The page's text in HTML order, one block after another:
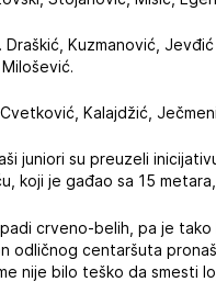
Draškić, Kuzmanović,
Kalajdžić,
juniori su preuzeli
koji je gađao sa 15
crveno-belih, pa je
odličnog centaršuta
nije bilo teško da smesti